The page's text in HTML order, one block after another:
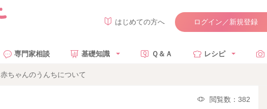
はじめての方へ ログイン／新規登録
専門家相談 基礎知識 Ｑ＆Ａ レシピ
赤ちゃんのうんちについて
閲覧数：382